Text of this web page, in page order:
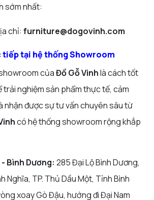
sớm nhất:
chỉ: furniture@dogovinh.com
tiếp tại hệ thống Showroom
củaĐồ Gỗ Vinhlà cách tốt
trải nghiệm sản phẩm thực tế, cảm
nhận được sự tư vấn chuyên sâu từ
có hệ thống showroom rộng khắp
Bình Dương: 285 Đại Lộ Bình Dương,
Nghĩa, TP. Thủ Dầu Một, Tỉnh Bình
xoay Gò Đậu, hướng đi Đại Nam